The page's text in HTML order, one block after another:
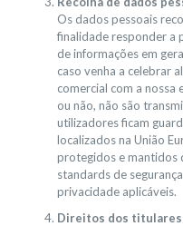
Os dados pessoais
finalidade responder a
de informações em
caso venha a celebrar
comercial com a nossa
ou não, não são
utilizadores ficam
localizados na União
protegidos e mantidos
standards de
privacidade aplicáveis.
Direitos dos titulares